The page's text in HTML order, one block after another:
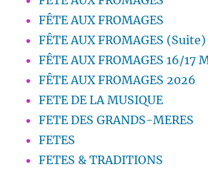
FÊTE AUX FROMAGES
FÊTE AUX FROMAGES (Suite)
FÊTE AUX FROMAGES 16/17
FÊTE AUX FROMAGES 2026
FETE DE LA MUSIQUE
FETE DES GRANDS-MERES
FETES
FETES & TRADITIONS